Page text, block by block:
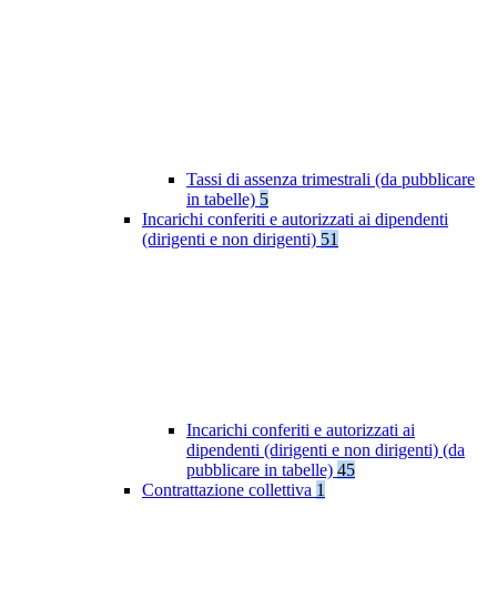
Tassi di assenza trimestrali (da pubblicare
in tabelle) 5
Incarichi conferiti e autorizzati ai dipendenti
(dirigenti e non dirigenti) 51
Incarichi conferiti e autorizzati ai
dipendenti (dirigenti e non dirigenti) (da
pubblicare in tabelle) 45
Contrattazione collettiva 1